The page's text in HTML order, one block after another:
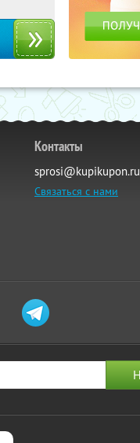
Контакты
sprosi@kupikupon.ru
Связаться с нами